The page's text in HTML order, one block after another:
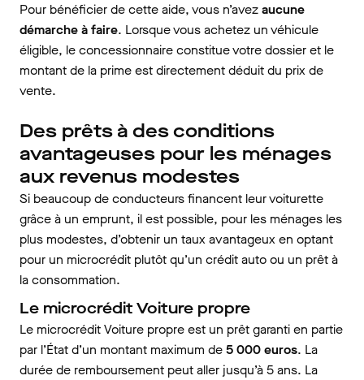
Pour bénéficier de cette aide, vous n’avezaucune
démarche à faire. Lorsque vous achetez un véhicule
éligible, le concessionnaire constitue votre dossier et le
montant de la prime est directement déduit du prix de
vente.
Des prêts à des conditions
avantageuses pour les ménages
aux revenus modestes
Si beaucoup de conducteurs financent leur voiturette
grâce à un emprunt, il est possible, pour les ménages les
plus modestes, d’obtenir un taux avantageux en optant
pour un microcrédit plutôt qu’un crédit auto ou un prêt à
la consommation.
Le microcrédit Voiture propre
Le microcrédit Voiture propre est un prêt garanti en partie
par l’État d’un montant maximum de5 000 euros. La
durée de remboursement peut aller jusqu’à 5 ans. La